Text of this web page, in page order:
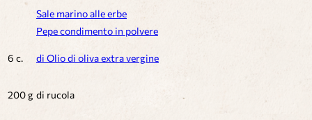
Sale marino alle erbe
Pepe condimento in polvere
6 c. di Olio di oliva extra vergine
200 g di rucola